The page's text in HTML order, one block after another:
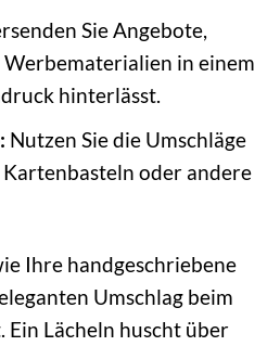
Sie Angebote,
Werbematerialien in einem
hinterlässt.
Nutzen Sie die Umschläge
oder andere
Ihre handgeschriebene
Umschlag beim
Ein Lächeln huscht über